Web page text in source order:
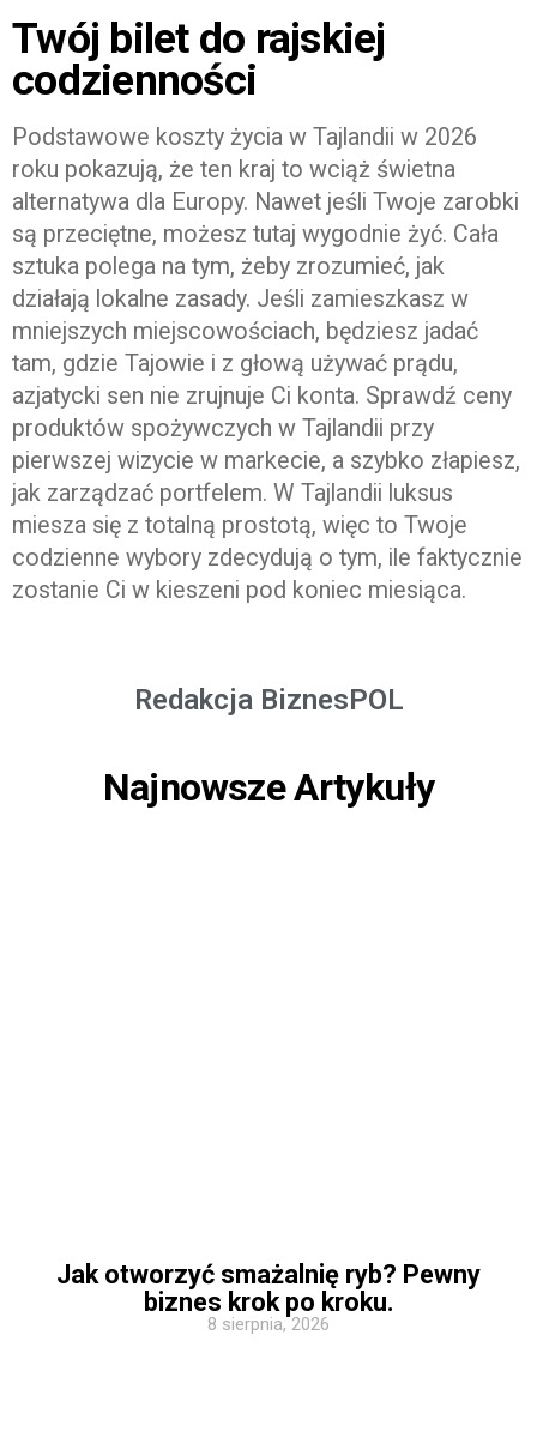
Twój bilet do rajskiej
codzienności
Podstawowe koszty życia w Tajlandii w 2026
roku pokazują, że ten kraj to wciąż świetna
alternatywa dla Europy. Nawet jeśli Twoje zarobki
są przeciętne, możesz tutaj wygodnie żyć. Cała
sztuka polega na tym, żeby zrozumieć, jak
działają lokalne zasady. Jeśli zamieszkasz w
mniejszych miejscowościach, będziesz jadać
tam, gdzie Tajowie i z głową używać prądu,
azjatycki sen nie zrujnuje Ci konta. Sprawdź ceny
produktów spożywczych w Tajlandii przy
pierwszej wizycie w markecie, a szybko złapiesz,
jak zarządzać portfelem. W Tajlandii luksus
miesza się z totalną prostotą, więc to Twoje
codzienne wybory zdecydują o tym, ile faktycznie
zostanie Ci w kieszeni pod koniec miesiąca.
Redakcja BiznesPOL
Najnowsze Artykuły
Jak otworzyć smażalnię ryb? Pewny
biznes krok po kroku.
8 sierpnia, 2026